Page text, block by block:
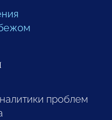
проблем